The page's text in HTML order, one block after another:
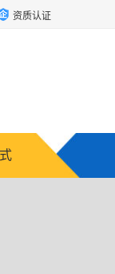
资质认证